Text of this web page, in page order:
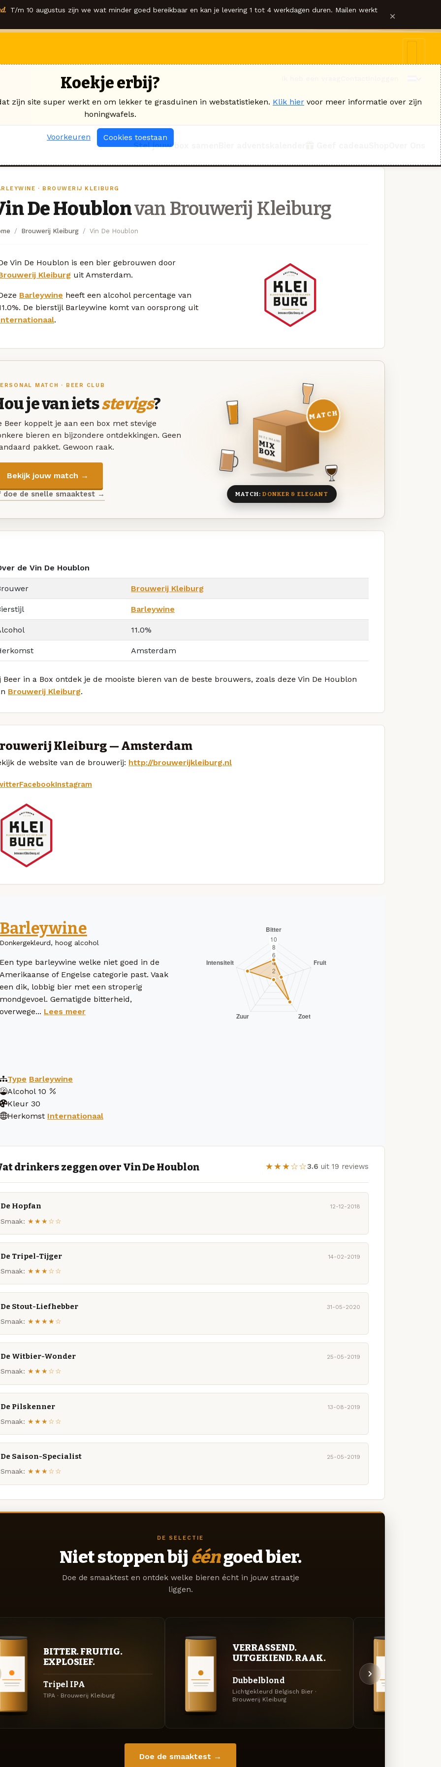
T/m 10 augustus zijn we wat minder goed bereikbaar en kan je levering 1 tot 4 werkdagen duren. Mailen werkt ×
Stel jouw box samen
· BROUWERIJ KLEIBURG
De Houblonvan Brouwerij Kleiburg
Brouwerij Kleiburg Vin De Houblon
Vin De Houblon is een bier gebrouwen door
Kleiburg uit Amsterdam.
Barleywine heeft een alcohol percentage van
De bierstijl Barleywine komt van oorsprong uit
.
MATCH · BEER CLUB
je van ietsstevigs?
Beer koppelt je aan een box met stevige
bieren en bijzondere ontdekkingen. Geen
pakket. Gewoon raak.
Bekijk jouw match →
doe de snelle smaaktest →
DEZE MAAND
MIX
BOX
8 BIEREN
MATCH
MATCH:DONKER & ELEGANT
de Vin De Houblon
Brouwerij Kleiburg
Barleywine
11.0%
Amsterdam
Beer in a Box ontdek je de mooiste bieren van de beste brouwers, zoals deze Vin De Houblon
Brouwerij Kleiburg.
Kleiburg — Amsterdam
de website van de brouwerij: http://brouwerijkleiburg.nl
FacebookInstagram
Barleywine
Donkergekleurd, hoog alcohol
Een type barleywine welke niet goed in de
Amerikaanse of Engelse categorie past. Vaak
een dik, lobbig bier met een stroperig
mondgevoel. Gematigde bitterheid,
overwege... Lees meer
Type Barleywine
Alcohol 10
Kleur 30
Herkomst Internationaal
drinkers zeggen over Vin De Houblon ★★★☆☆3.6 uit 19 reviews
De Hopfan 12-12-2018
Smaak: ★★★☆☆
De Tripel-Tijger 14-02-2019
Smaak: ★★★☆☆
De Stout-Liefhebber 31-05-2020
Smaak: ★★★★☆
De Witbier-Wonder 25-05-2019
Smaak: ★★★☆☆
De Pilskenner 13-08-2019
Smaak: ★★★☆☆
De Saison-Specialist 25-05-2019
Smaak: ★★★☆☆
DE SELECTIE
Niet stoppen bij ééngoed bier.
Doe de smaaktest en ontdek welke bieren écht in jouw straatje
liggen.
BITTER. FRUITIG.
EXPLOSIEF.
Tripel IPA
TIPA · Brouwerij Kleiburg
VERRASSEND.
UITGEKIEND. RAAK.
Dubbelblond
Lichtgekleurd Belgisch Bier ·
Brouwerij Kleiburg
Doe de smaaktest →
Koekje erbij?
zijn site super werkt en om lekker te grasduinen in webstatistieken. Klik hier voor meer informatie over zijn
honingwafels.
Voorkeuren Cookies toestaan